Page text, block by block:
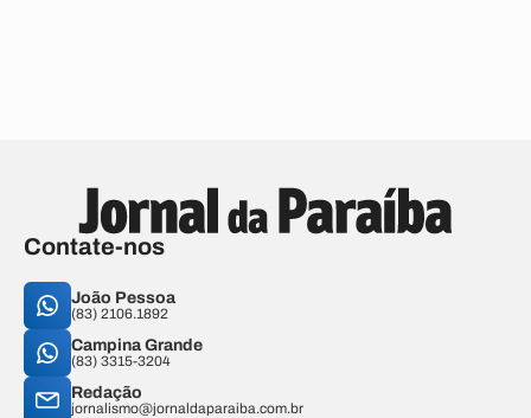
Contate-nos
João Pessoa
(83) 2106.1892
Campina Grande
(83) 3315-3204
Redação
jornalismo@jornaldaparaiba.com.br